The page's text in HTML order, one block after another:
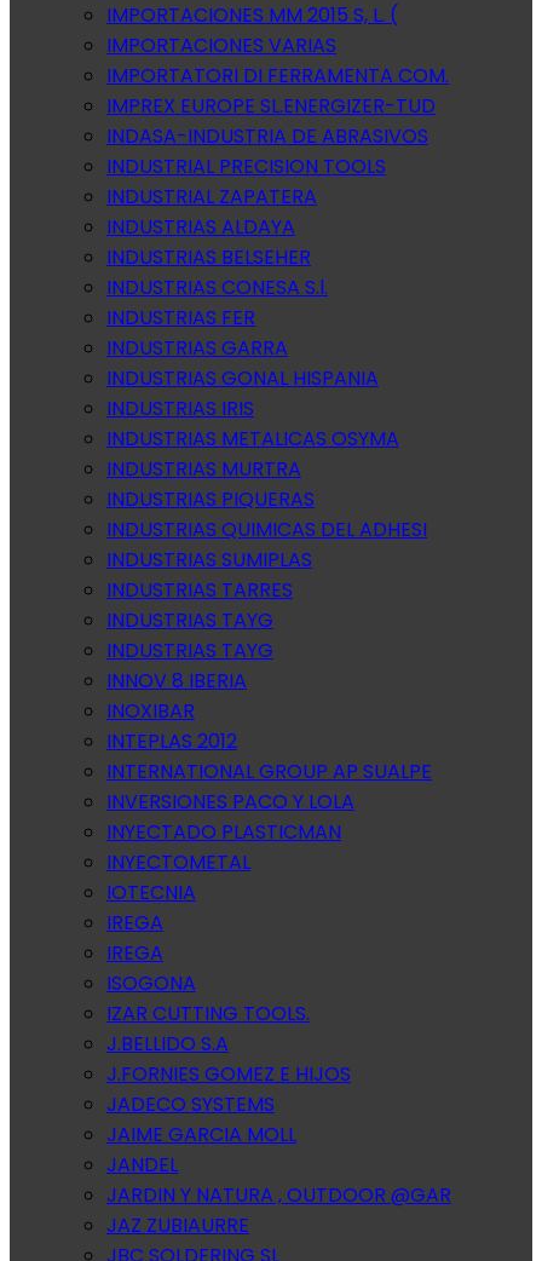
IMPORTACIONES MM 2015 S, L. (
IMPORTACIONES VARIAS
IMPORTATORI DI FERRAMENTA COM.
IMPREX EUROPE SL.ENERGIZER-TUD
INDASA-INDUSTRIA DE ABRASIVOS
INDUSTRIAL PRECISION TOOLS
INDUSTRIAL ZAPATERA
INDUSTRIAS ALDAYA
INDUSTRIAS BELSEHER
INDUSTRIAS CONESA S.l.
INDUSTRIAS FER
INDUSTRIAS GARRA
INDUSTRIAS GONAL HISPANIA
INDUSTRIAS IRIS
INDUSTRIAS METALICAS OSYMA
INDUSTRIAS MURTRA
INDUSTRIAS PIQUERAS
INDUSTRIAS QUIMICAS DEL ADHESI
INDUSTRIAS SUMIPLAS
INDUSTRIAS TARRES
INDUSTRIAS TAYG
INDUSTRIAS TAYG
INNOV 8 IBERIA
INOXIBAR
INTEPLAS 2012
INTERNATIONAL GROUP AP SUALPE
INVERSIONES PACO Y LOLA
INYECTADO PLASTICMAN
INYECTOMETAL
IOTECNIA
IREGA
IREGA
ISOGONA
IZAR CUTTING TOOLS.
J.BELLIDO S.A
J.FORNIES GOMEZ E HIJOS
JADECO SYSTEMS
JAIME GARCIA MOLL
JANDEL
JARDIN Y NATURA , OUTDOOR @GAR
JAZ ZUBIAURRE